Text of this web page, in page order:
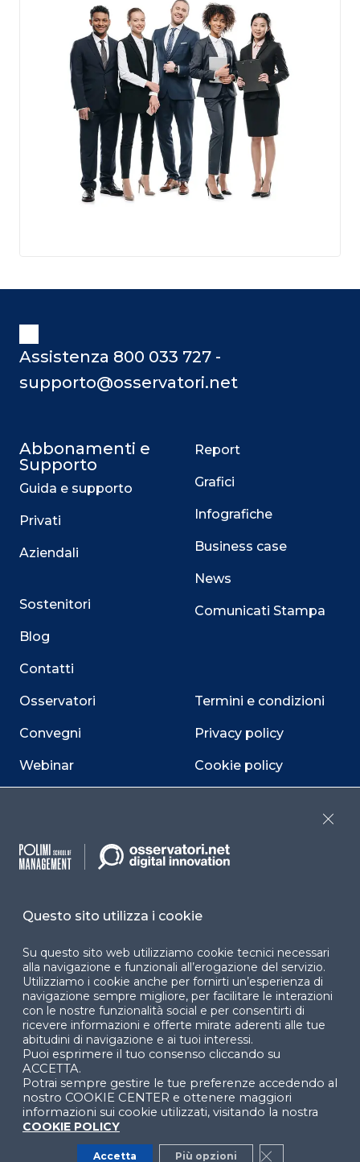
Assistenza 800 033 727 -
supporto@osservatori.net
Abbonamenti e
Supporto
Guida e supporto
Privati
Aziendali
Sostenitori
Blog
Contatti
Osservatori
Convegni
Webinar
Report
Grafici
Infografiche
Business case
News
Comunicati Stampa
Termini e condizioni
Privacy policy
Cookie policy
accessibilità
Facebook LinkedIn
YouTube X
© 2024 Copyright © Politecnico di Milano Dipartimento
Questo sito utilizza i cookie
Su questo sito web utilizziamo cookie tecnici necessari
alla navigazione e funzionali all’erogazione del servizio.
Utilizziamo i cookie anche per fornirti un’esperienza di
navigazione sempre migliore, per facilitare le interazioni
con le nostre funzionalità social e per consentirti di
ricevere informazioni e offerte mirate aderenti alle tue
abitudini di navigazione e ai tuoi interessi.
Puoi esprimere il tuo consenso cliccando su
ACCETTA.
Potrai sempre gestire le tue preferenze accedendo al
nostro COOKIE CENTER e ottenere maggiori
informazioni sui cookie utilizzati, visitando la nostra
COOKIE POLICY
Accetta Più opzioni Close GDPR